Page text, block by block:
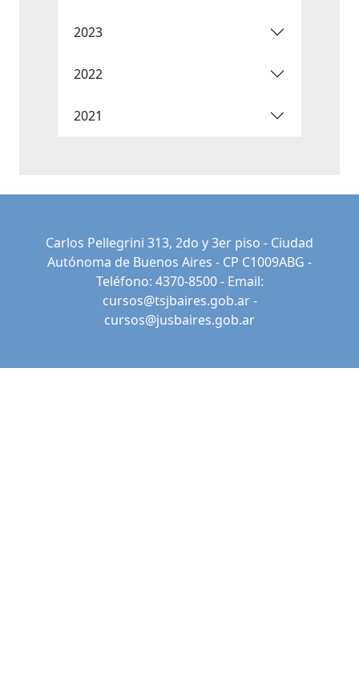
2023
2022
2021
Carlos Pellegrini 313, 2do y 3er piso - Ciudad
Autónoma de Buenos Aires - CP C1009ABG -
Teléfono: 4370-8500 - Email:
cursos@tsjbaires.gob.ar-
cursos@jusbaires.gob.ar